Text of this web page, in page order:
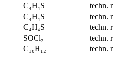
C₄H₄S
techn.
C₄H₄S
techn.
C₄H₄S
techn.
SOCl₂
techn.
C₁₀H₁₂ techn.